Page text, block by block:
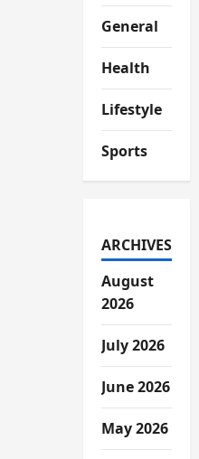
General
Health
Lifestyle
Sports
ARCHIVES
August
2026
July 2026
June 2026
May 2026